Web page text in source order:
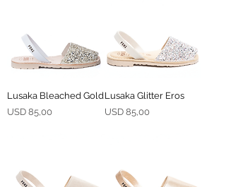
Lusaka Bleached Gold
Precio
USD 85,00
Lusaka Glitter Eros
Precio
USD 85,00